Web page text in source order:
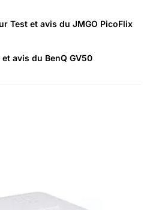
Test et avis du JMGO PicoFlix
et avis du BenQ GV50